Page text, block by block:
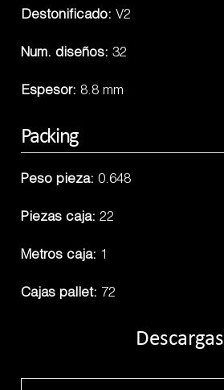
Destonificado: V2
Num. diseños: 32
Espesor: 8.8 mm
Packing
Peso pieza: 0.648
Piezas caja: 22
Metros caja: 1
Cajas pallet: 72
Descargas